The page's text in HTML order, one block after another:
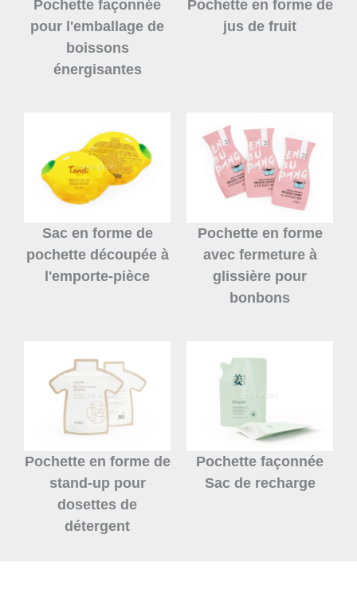
Pochette façonnée
pour l'emballage de
boissons
énergisantes
Pochette en forme de
jus de fruit
Sac en forme de
pochette découpée à
l'emporte-pièce
Pochette en forme
avec fermeture à
glissière pour
bonbons
Pochette en forme de
stand-up pour
dosettes de
détergent
Pochette façonnée
Sac de recharge